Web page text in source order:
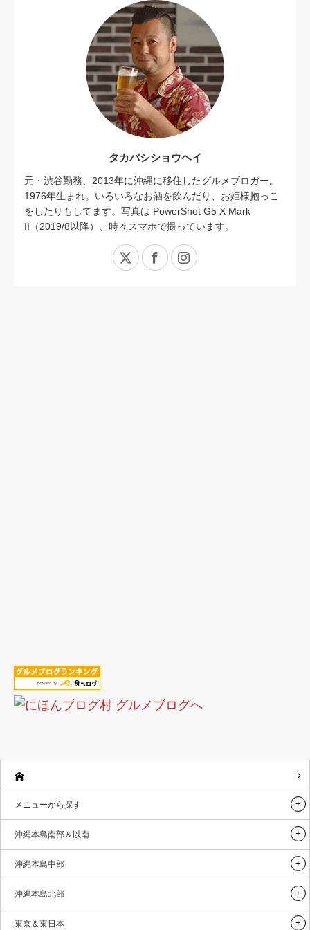
タカバシショウヘイ
元・渋谷勤務、2013年に沖縄に移住したグルメブロガー。
1976年生まれ。いろいろなお酒を飲んだり、お姫様抱っこ
をしたりもしてます。写真は PowerShot G5 X Mark
II（2019/8以降）、時々スマホで撮っています。
X FacebookInstagram
メニューから探す
沖縄本島南部＆以南
沖縄本島中部
沖縄本島北部
東京＆東日本